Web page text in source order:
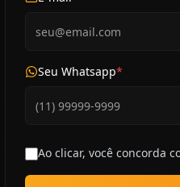
Seu Whatsapp*
Ao clicar, você concorda